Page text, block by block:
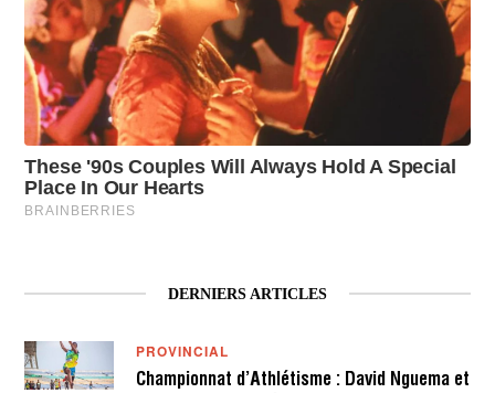
DERNIERS ARTICLES
PROVINCIAL
Championnat d’Athlétisme : David Nguema et